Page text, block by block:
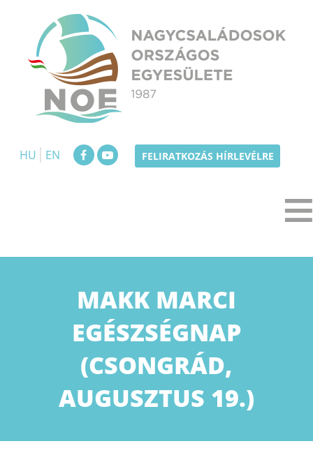
content
HU
EN FELIRATKOZÁS HÍRLEVÉLRE
MAKK MARCI
EGÉSZSÉGNAP
(CSONGRÁD,
AUGUSZTUS 19.)